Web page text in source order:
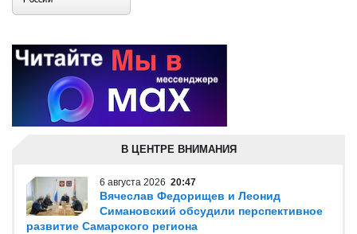
В ЦЕНТРЕ ВНИМАНИЯ
6 августа 2026 20:47
Вячеслав Федорищев и Леонид
Симановский обсудили перспективное
развитие Самарского региона